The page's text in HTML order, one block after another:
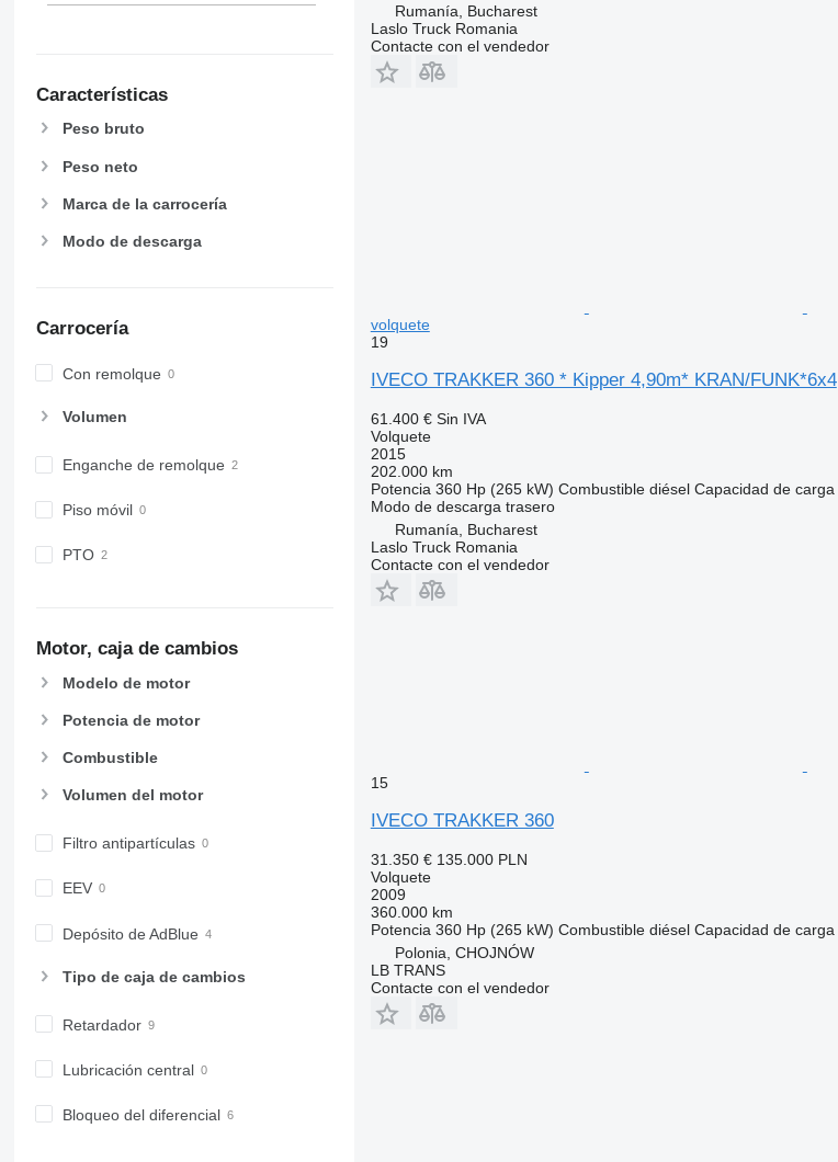
Características
Peso bruto
Peso neto
Marca de la carrocería
Modo de descarga
Carrocería
Con remolque
Volumen
Enganche de remolque
Piso móvil
PTO
Motor, caja de cambios
Modelo de motor
Potencia de motor
Combustible
Volumen del motor
Filtro antipartículas
EEV
Depósito de AdBlue
Tipo de caja de cambios
Retardador
Lubricación central
Bloqueo del diferencial
Rumanía, Bucharest
Laslo Truck Romania
Contacte con el vendedor
volquete
19
IVECO TRAKKER 360 * Kipper 4,90m* KRAN/FUNK*6x4
61.400 € Sin IVA
Volquete
2015
202.000 km
Potencia 360 Hp (265 kW) Combustible diésel Capacidad de carga
Modo de descarga trasero
Rumanía, Bucharest
Laslo Truck Romania
Contacte con el vendedor
15
IVECO TRAKKER 360
31.350 € 135.000 PLN
Volquete
2009
360.000 km
Potencia 360 Hp (265 kW) Combustible diésel Capacidad de carga
Polonia, CHOJNÓW
LB TRANS
Contacte con el vendedor